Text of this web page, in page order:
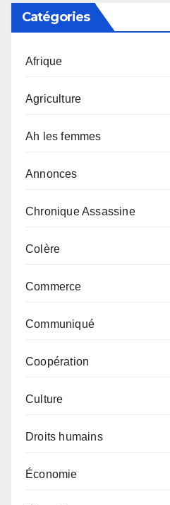
Catégories
Afrique
Agriculture
Ah les femmes
Annonces
Chronique Assassine
Colère
Commerce
Communiqué
Coopération
Culture
Droits humains
Économie